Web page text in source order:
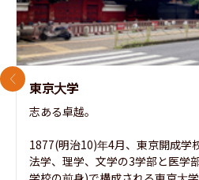
東京大学
志ある卓越。
1877(明治10)年4月、東京開成学
法学、理学、文学の3学部と医学
前のスライド